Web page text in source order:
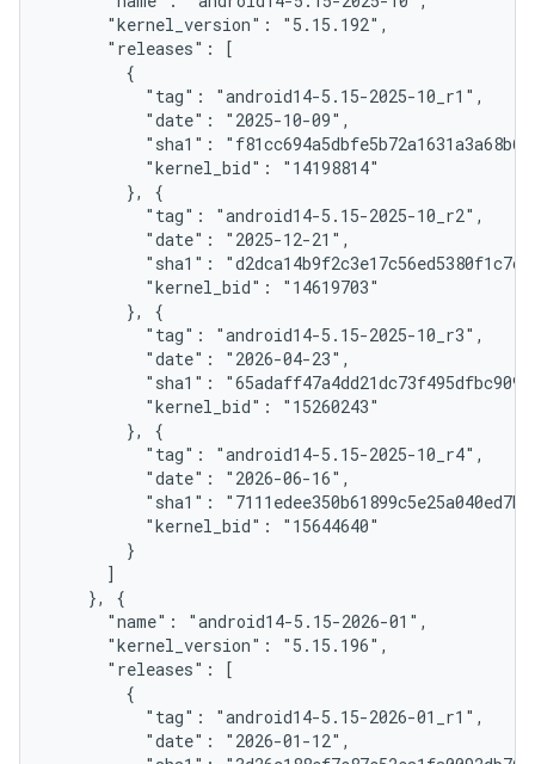
      "kernel_version": "5.15.192",
      "releases": [
        {
          "tag": "android14-5.15-2025-10_r1",
          "date": "2025-10-09",
"sha1":
          "kernel_bid": "14198814"
        }, {
          "tag": "android14-5.15-2025-10_r2",
          "date": "2025-12-21",
"sha1":
          "kernel_bid": "14619703"
        }, {
          "tag": "android14-5.15-2025-10_r3",
          "date": "2026-04-23",
"sha1":
          "kernel_bid": "15260243"
        }, {
          "tag": "android14-5.15-2025-10_r4",
          "date": "2026-06-16",
"sha1":
          "kernel_bid": "15644640"
        }
      ]
    }, {
      "name": "android14-5.15-2026-01",
      "kernel_version": "5.15.196",
      "releases": [
        {
          "tag": "android14-5.15-2026-01_r1",
          "date": "2026-01-12",